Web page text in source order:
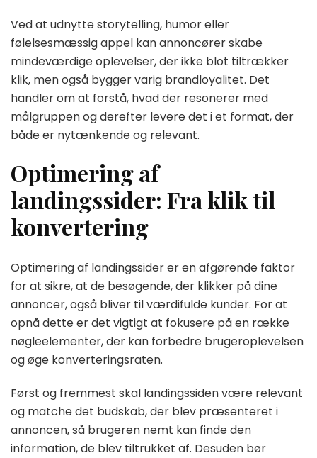
Ved at udnytte storytelling, humor eller
følelsesmæssig appel kan annoncører skabe
mindeværdige oplevelser, der ikke blot tiltrækker
klik, men også bygger varig brandloyalitet. Det
handler om at forstå, hvad der resonerer med
målgruppen og derefter levere det i et format, der
både er nytænkende og relevant.
Optimering af
landingssider: Fra klik til
konvertering
Optimering af landingssider er en afgørende faktor
for at sikre, at de besøgende, der klikker på dine
annoncer, også bliver til værdifulde kunder. For at
opnå dette er det vigtigt at fokusere på en række
nøgleelementer, der kan forbedre brugeroplevelsen
og øge konverteringsraten.
Først og fremmest skal landingssiden være relevant
og matche det budskab, der blev præsenteret i
annoncen, så brugeren nemt kan finde den
information, de blev tiltrukket af. Desuden bør